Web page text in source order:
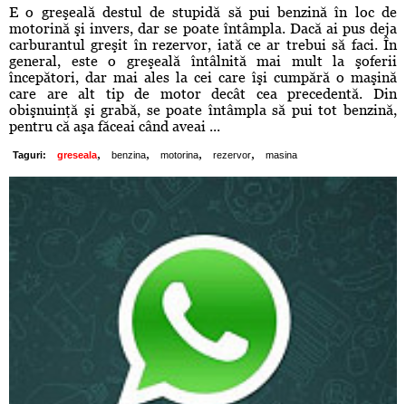
E o greşeală destul de stupidă să pui benzină în loc de
motorină şi invers, dar se poate întâmpla. Dacă ai pus deja
carburantul greşit în rezervor, iată ce ar trebui să faci. În
general, este o greşeală întâlnită mai mult la şoferii
începători, dar mai ales la cei care îşi cumpără o maşină
care are alt tip de motor decât cea precedentă. Din
obişnuinţă şi grabă, se poate întâmpla să pui tot benzină,
pentru că aşa făceai când aveai ...
Taguri: greseala, benzina, motorina, rezervor, masina